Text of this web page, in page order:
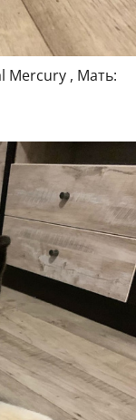
Mercury , Мать: